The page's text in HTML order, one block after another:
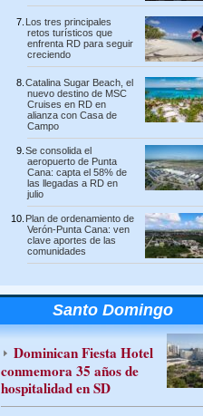
Los tres principales
retos turísticos que
enfrenta RD para seguir
creciendo
Catalina Sugar Beach, el
nuevo destino de MSC
Cruises en RD en
alianza con Casa de
Campo
Se consolida el
aeropuerto de Punta
Cana: capta el 58% de
las llegadas a RD en
julio
Plan de ordenamiento de
Verón-Punta Cana: ven
clave aportes de las
comunidades
Santo Domingo
Dominican Fiesta Hotel
conmemora 35 años de
hospitalidad en SD